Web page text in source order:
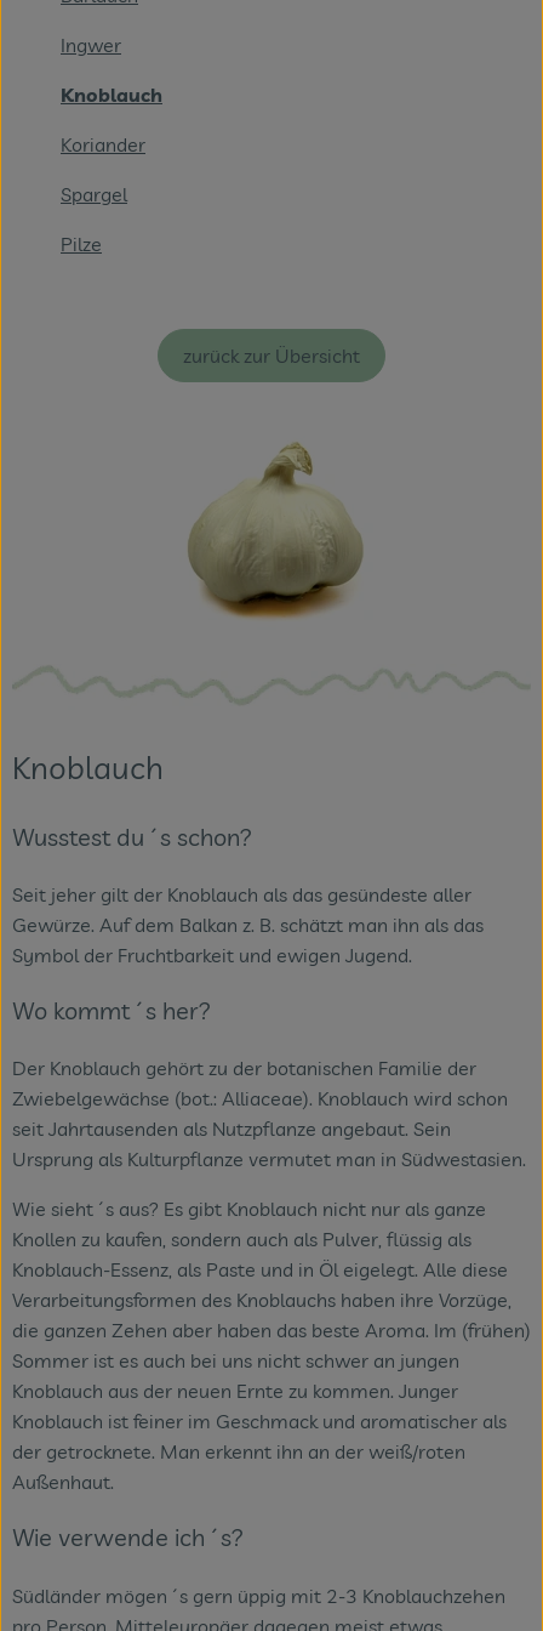
Naturdrogerie
Ingwer
Knoblauch
Koriander
Spargel
Pilze
zurück zur Übersicht
Knoblauch
Wusstest du´s schon?
Seit jeher gilt der Knoblauch als das gesündeste aller
Gewürze. Auf dem Balkan z. B. schätzt man ihn als das
Symbol der Fruchtbarkeit und ewigen Jugend.
Wo kommt´s her?
Der Knoblauch gehört zu der botanischen Familie der
Zwiebelgewächse (bot.: Alliaceae). Knoblauch wird schon
seit Jahrtausenden als Nutzpflanze angebaut. Sein
Ursprung als Kulturpflanze vermutet man in Südwestasien.
Wie sieht´s aus? Es gibt Knoblauch nicht nur als ganze
Knollen zu kaufen, sondern auch als Pulver, flüssig als
Knoblauch-Essenz, als Paste und in Öl eigelegt. Alle diese
Verarbeitungsformen des Knoblauchs haben ihre Vorzüge,
die ganzen Zehen aber haben das beste Aroma. Im (frühen)
Sommer ist es auch bei uns nicht schwer an jungen
Knoblauch aus der neuen Ernte zu kommen. Junger
Knoblauch ist feiner im Geschmack und aromatischer als
der getrocknete. Man erkennt ihn an der weiß/roten
Außenhaut.
Wie verwende ich´s?
Südländer mögen´s gern üppig mit 2-3 Knoblauchzehen
pro Person, Mitteleuropäer dagegen meist etwas